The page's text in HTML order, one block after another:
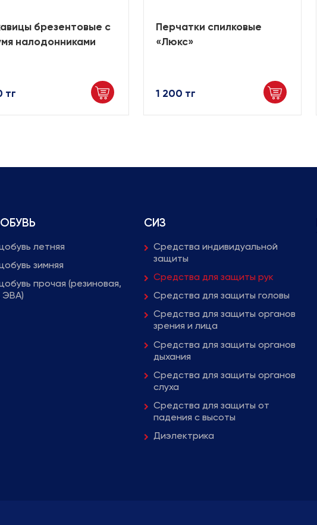
брезентовые с
налодонниками
тг
Перчатки спилковые
«Люкс»
1 200 тг
летняя
зимняя
прочая (резиновая,
ЭВА)
СИЗ
Средства индивидуальной
защиты
Средства для защиты рук
Средства для защиты головы
Средства для защиты органов
зрения и лица
Средства для защиты органов
дыхания
Средства для защиты органов
слуха
Средства для защиты от
падения с высоты
Диэлектрика